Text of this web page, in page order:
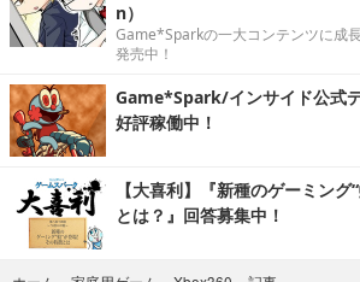
n）
Game*Sparkの一大コンテンツに成
発売中！
Game*Spark/インサイド公式
好評稼働中！
【大喜利】『新種のゲーミン
とは？』回答募集中！